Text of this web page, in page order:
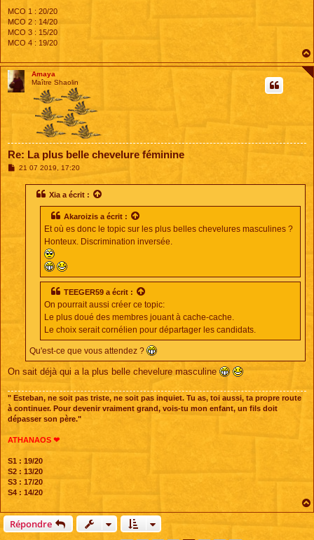
MCO 1 : 20/20
MCO 2 : 14/20
MCO 3 : 15/20
MCO 4 : 19/20
Amaya
Maître Shaolin
Re: La plus belle chevelure féminine
M21 07 2019, 17:20
Xiaa écrit :
Akaroizis a écrit :
Et où es donc le topic sur les plus belles chevelures masculines ?
Honteux. Discrimination inversée.
TEEGER59 a écrit :
On pourrait aussi créer ce topic:
Le plus doué des membres jouant à cache-cache.
Le choix serait cornélien pour départager les candidats.
Qu'est-ce que vous attendez ?
On sait déjà qui a la plus belle chevelure masculine
" Esteban, ne soit pas triste, ne soit pas inquiet. Tu as, toi aussi, ta propre route
à continuer. Pour devenir vraiment grand, vois-tu mon enfant, un fils doit
dépasser son père."
ATHANAOS ❤
S1 : 19/20
S2 : 13/20
S3 : 17/20
S4 : 14/20
Répondre